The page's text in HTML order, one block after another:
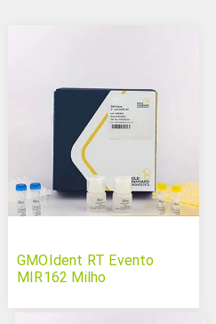
GMOIdent RT Evento
MIR162 Milho